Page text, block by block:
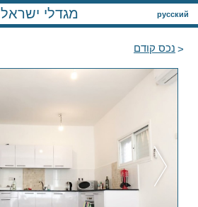
русский מגדלי ישראל
נכס קודם